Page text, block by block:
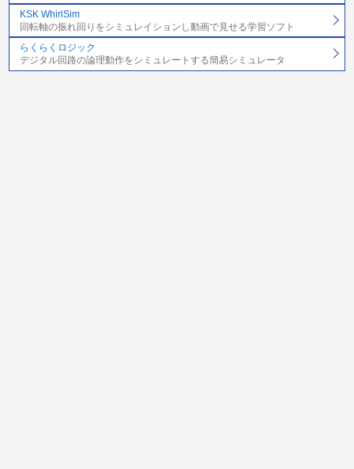
KSK WhirlSim
回転軸の振れ回りをシミュレイションし動画で見せる学習ソフト
らくらくロジック
デジタル回路の論理動作をシミュレートする簡易シミュレータ